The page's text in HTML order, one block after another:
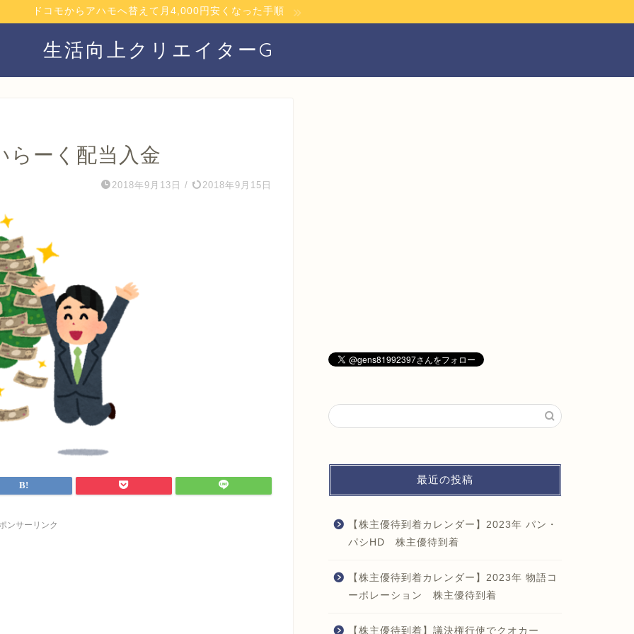
ドコモからアハモへ替えて月4,000円安くなった手順
生活向上クリエイターG
ーく配当入金
2018年9月13日 / 2018年9月15日
ンサーリンク
最近の投稿
【株主優待到着カレンダー】2023年 パン・
パシHD 株主優待到着
【株主優待到着カレンダー】2023年 物語コ
ーポレーション 株主優待到着
【株主優待到着】議決権行使でクオカー